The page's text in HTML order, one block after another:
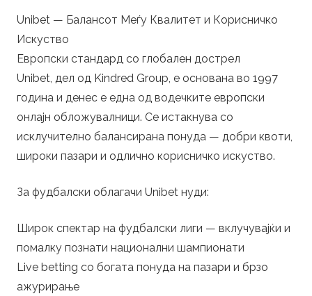
Unibet — Балансот Меѓу Квалитет и Корисничко
Искуство
Европски стандард со глобален дострел
Unibet, дел од Kindred Group, е основана во 1997
година и денес е една од водечките европски
онлајн обложувалници. Се истакнува со
исклучително балансирана понуда — добри квоти,
широки пазари и одлично корисничко искуство.
За фудбалски облагачи Unibet нуди:
Широк спектар на фудбалски лиги — вклучувајќи и
помалку познати национални шампионати
Live betting со богата понуда на пазари и брзо
ажурирање